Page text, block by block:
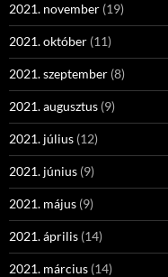
2021. november (19)
2021. október (11)
2021. szeptember (8)
2021. augusztus (9)
2021. július (12)
2021. június (9)
2021. május (9)
2021. április (14)
2021. március (14)